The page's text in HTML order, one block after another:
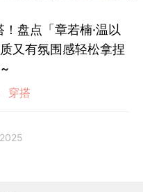
盘点「章若楠·温以
又有氛围感轻松拿捏
穿搭